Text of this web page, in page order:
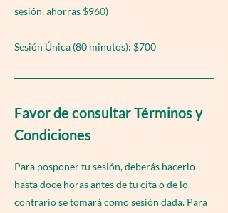
sesión, ahorras $960)
Sesión Única (80 minutos): $700
Favor de consultar Términos y
Condiciones
Para posponer tu sesión, deberás hacerlo
hasta doce horas antes de tu cita o de lo
contrario se tomará como sesión dada. Para